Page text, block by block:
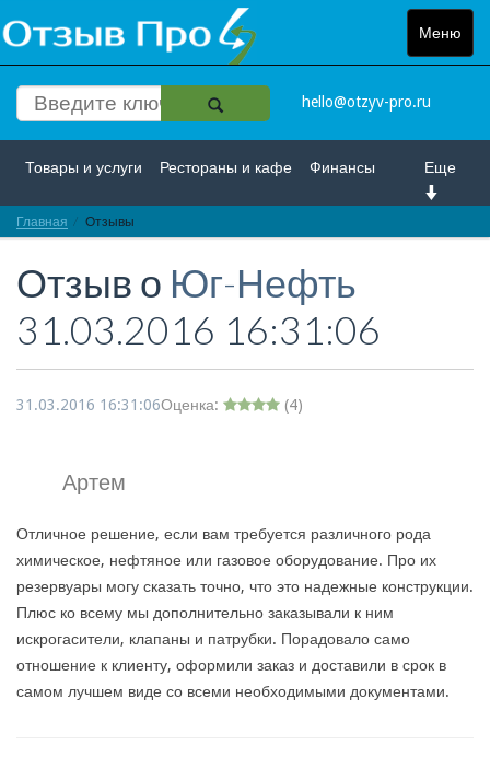
Меню
Toggle
hello@otzyv-pro.ru
Еще
Товары и услуги Рестораны и кафе Финансы
Красота и здоровье
Интернет Путешествие и отдых Транспорт
Недвижимость Работа Гос. учреждения
Главная Отзывы
Отзыв о Юг-Нефть
31.03.2016 16:31:06
31.03.2016 16:31:06Оценка: (4)
Артем
Отличное решение, если вам требуется различного рода
химическое, нефтяное или газовое оборудование. Про их
резервуары могу сказать точно, что это надежные конструкции.
Плюс ко всему мы дополнительно заказывали к ним
искрогасители, клапаны и патрубки. Порадовало само
отношение к клиенту, оформили заказ и доставили в срок в
самом лучшем виде со всеми необходимыми документами.